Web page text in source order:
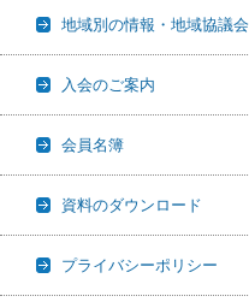
地域別の情報・地域協議会
入会のご案内
会員名簿
資料のダウンロード
プライバシーポリシー